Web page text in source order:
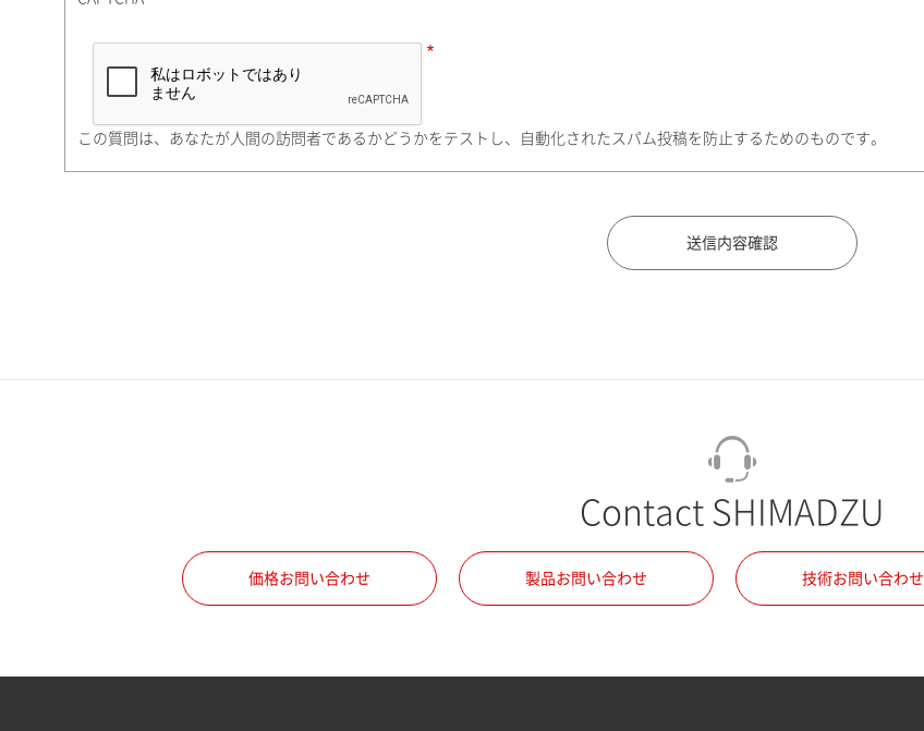
町名・番地（勤務先）
所属部署
この質問は、あなたが人間の訪問者であるかどうかをテストし、自動化されたスパム投稿を防止するためのものです。
Contact SHIMADZU
価格お問い合わせ 製品お問い合わせ 技術お問い合わせ